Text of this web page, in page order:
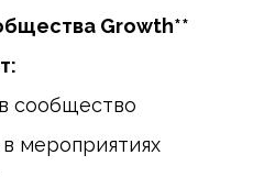
Growth**
сообщество
мероприятиях